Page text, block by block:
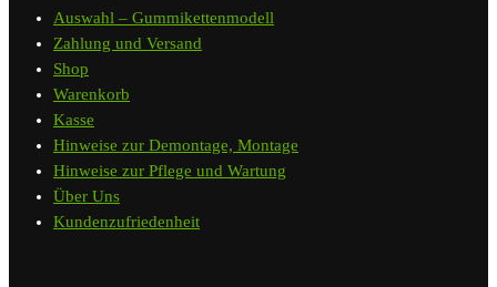
Auswahl – Gummikettenmodell
Zahlung und Versand
Shop
Warenkorb
Kasse
Hinweise zur Demontage, Montage
Hinweise zur Pflege und Wartung
Über Uns
Kundenzufriedenheit